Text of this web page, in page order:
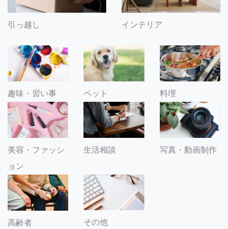
引っ越し インテリア
趣味・習い事 ペット 料理
美容・ファッシ
ョン
生活相談 写真・動画制作
高齢者 その他